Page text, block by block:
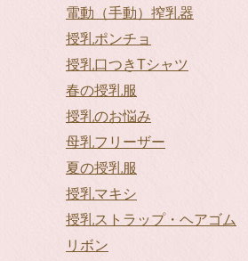
電動（手動）搾乳器
授乳ポンチョ
授乳口つきTシャツ
春の授乳服
授乳のお悩み
母乳フリーザー
夏の授乳服
授乳マキシ
授乳ストラップ・ヘアゴム
リボン